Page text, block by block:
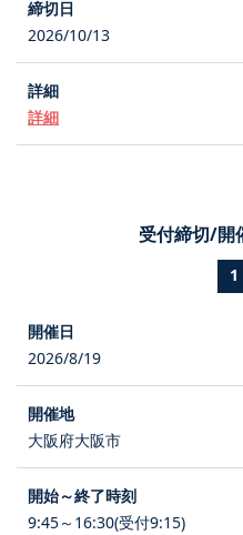
2026/10/13
詳細
受付締切/開
1
2026/8/19
大阪府大阪市
9:45～16:30(受付9:15)